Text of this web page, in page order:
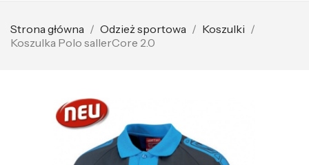
Strona główna Odzież sportowa
Koszulki
Koszulka Polo sallerCore 2.0